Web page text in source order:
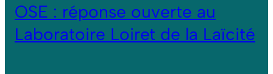
OSE : réponse ouverte au
Laboratoire Loiret de la Laïcité